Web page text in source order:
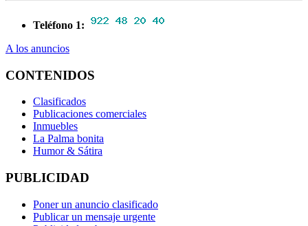
Teléfono 1:
A los anuncios
CONTENIDOS
Clasificados
Publicaciones comerciales
Inmuebles
La Palma bonita
Humor & Sátira
PUBLICIDAD
Poner un anuncio clasificado
Publicar un mensaje urgente